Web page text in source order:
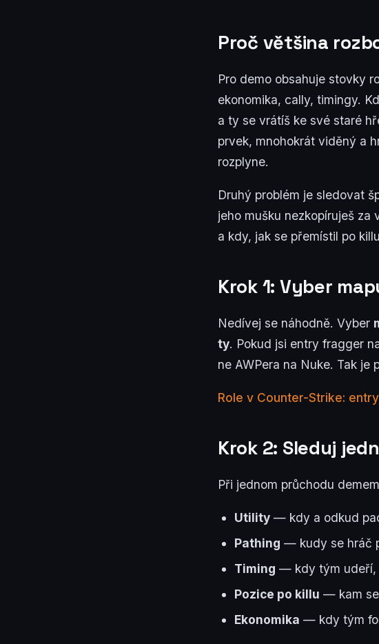
Proč většina
Pro demo obsahuje stovky
ekonomika, cally, timingy.
a ty se vrátíš ke své staré
prvek, mnohokrát viděný a
rozplyne.
Druhý problém je sledovat
jeho mušku nezkopíruješ za
a kdy, jak se přemístil po
Krok 1: Vyber
Nedívej se náhodně. Vyber
ty. Pokud jsi entry fragger
ne AWPera na Nuke. Tak
Role v Counter-Strike:
Krok 2: Sleduj
Při jednom průchodu
Utility — kdy a odkud
Pathing — kudy se hráč
Timing — kdy tým udeří,
Pozice po killu — kam se
Ekonomika — kdy tým